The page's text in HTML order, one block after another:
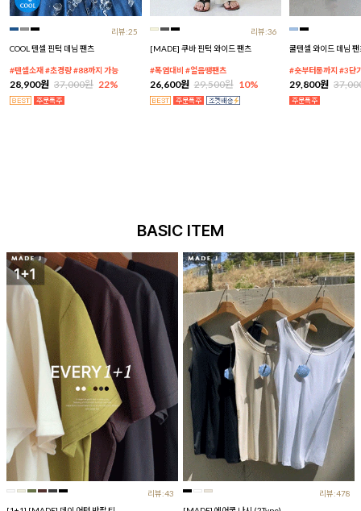
리뷰:25
COOL 텐셀 핀턱 데님 팬츠
#텐셀소재 #초경량 #88까지 가능
28,900원 37,000원 22%
리뷰:36
[MADE] 쿠바 핀턱 와이드 팬츠
#폭염대비 #얼음땡팬츠
26,600원 29,500원 10%
쿨텐셀 와이드 데님 팬
#숏부터롱까지 #3단
29,800원
BASIC ITEM
리뷰:43
리뷰:478